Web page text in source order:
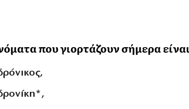
που γιορτάζουν σήμερα